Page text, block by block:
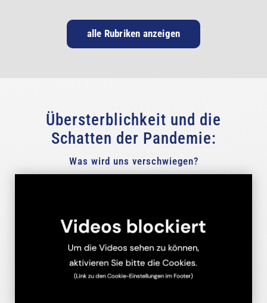
alle Rubriken anzeigen
Übersterblichkeit und die
Schatten der Pandemie:
Was wird uns verschwiegen?